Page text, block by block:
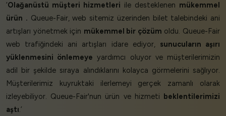
‘Olağanüstü müşteri hizmetleri ile desteklenen mükemmel
ürün . Queue-Fair, web sitemiz üzerinden bilet talebindeki ani
artışları yönetmek için mükemmel bir çözüm oldu. Queue-Fair
web trafiğindeki ani artışları idare ediyor, sunucuların aşırı
yüklenmesini önlemeye yardımcı oluyor ve müşterilerimizin
adil bir şekilde sıraya alındıklarını kolayca görmelerini sağlıyor.
Müşterilerimiz kuyruktaki ilerlemeyi gerçek zamanlı olarak
izleyebiliyor. Queue-Fair'nun ürün ve hizmeti beklentilerimizi
aştı.’